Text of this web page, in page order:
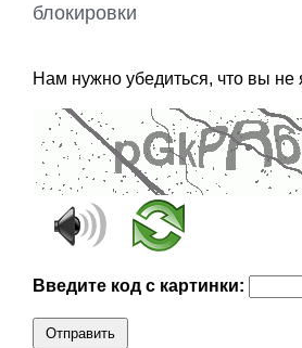
блокировки
Нам нужно убедиться, что вы не
Введите код с картинки:
Отправить